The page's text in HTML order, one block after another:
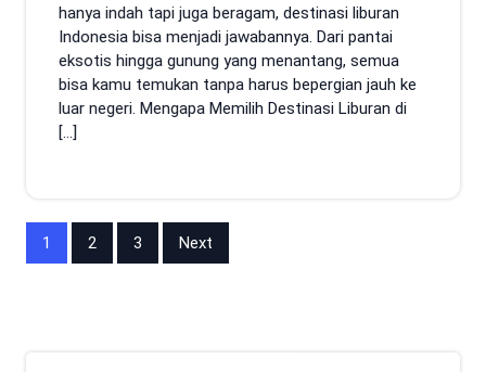
hanya indah tapi juga beragam, destinasi liburan
Indonesia bisa menjadi jawabannya. Dari pantai
eksotis hingga gunung yang menantang, semua
bisa kamu temukan tanpa harus bepergian jauh ke
luar negeri. Mengapa Memilih Destinasi Liburan di
[…]
Posts
1 2 3 Next